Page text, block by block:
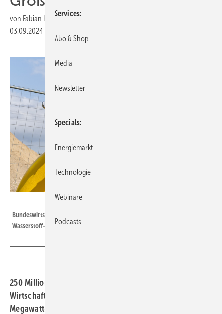
von Fabian Kauschke
03.09.2024
Bundeswirtschaftsminister Robert Habeck verbindet symbolisch eine
Wasserstoff-Leitung.
250 Millionen Euro Förderung erhält der
Wirtschaftsstandort Hamburg für den Bau eines 100-
Megawatt-Elektrolyseurs und Wasserstoff-Infrastruktur.
Services
Abo & Shop
Media
Newsletter
Specials
Energiemarkt
Technologie
Webinare
Podcasts